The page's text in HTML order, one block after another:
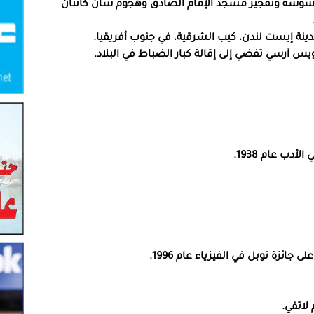
سوسة وتفجير مسجد الإمام الصادق وهجوم سان كانتان